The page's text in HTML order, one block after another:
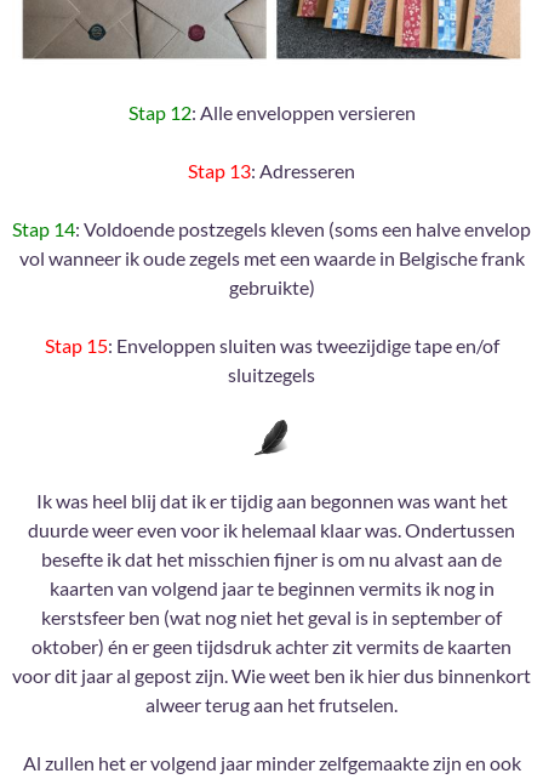
Stap 12: Alle enveloppen versieren
Stap 13: Adresseren
Stap 14: Voldoende postzegels kleven (soms een halve envelop
vol wanneer ik oude zegels met een waarde in Belgische frank
gebruikte)
Stap 15: Enveloppen sluiten was tweezijdige tape en/of
sluitzegels
Ik was heel blij dat ik er tijdig aan begonnen was want het
duurde weer even voor ik helemaal klaar was. Ondertussen
besefte ik dat het misschien fijner is om nu alvast aan de
kaarten van volgend jaar te beginnen vermits ik nog in
kerstsfeer ben (wat nog niet het geval is in september of
oktober) én er geen tijdsdruk achter zit vermits de kaarten
voor dit jaar al gepost zijn. Wie weet ben ik hier dus binnenkort
alweer terug aan het frutselen.
Al zullen het er volgend jaar minder zelfgemaakte zijn en ook